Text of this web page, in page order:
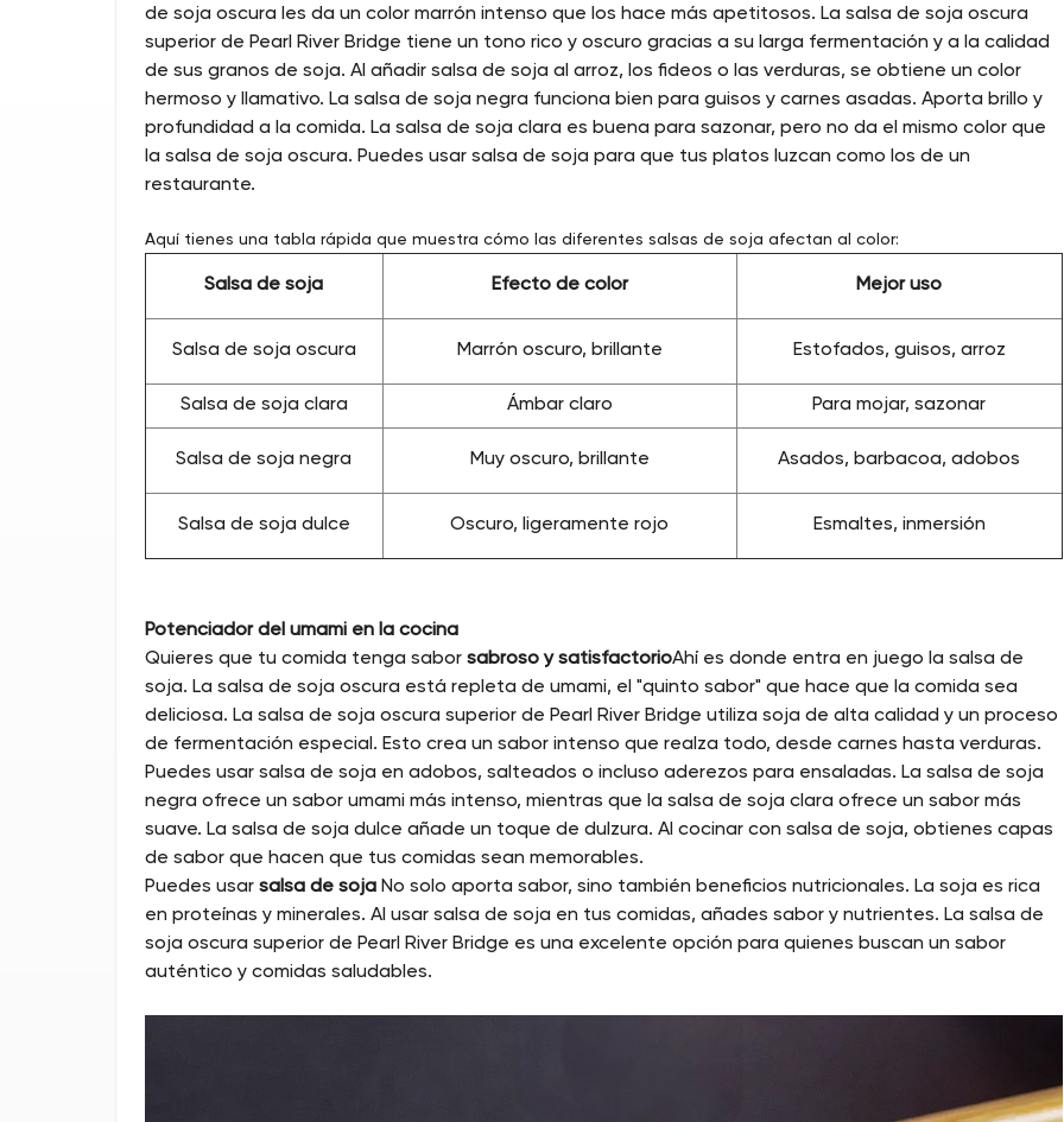
de soja oscura les da un color marrón intenso que los hace más apetitosos. La salsa de soja oscura
superior de Pearl River Bridge tiene un tono rico y oscuro gracias a su larga fermentación y a la calidad
de sus granos de soja. Al añadir salsa de soja al arroz, los fideos o las verduras, se obtiene un color
hermoso y llamativo. La salsa de soja negra funciona bien para guisos y carnes asadas. Aporta brillo y
profundidad a la comida. La salsa de soja clara es buena para sazonar, pero no da el mismo color que
la salsa de soja oscura. Puedes usar salsa de soja para que tus platos luzcan como los de un
restaurante.
Aquí tienes una tabla rápida que muestra cómo las diferentes salsas de soja afectan al color:
Salsa de soja Efecto de color Mejor uso
Salsa de soja oscura Marrón oscuro, brillante Estofados, guisos, arroz
Salsa de soja clara Ámbar claro Para mojar, sazonar
Salsa de soja negra Muy oscuro, brillante Asados, barbacoa, adobos
Salsa de soja dulce Oscuro, ligeramente rojo Esmaltes, inmersión
Potenciador del umami en la cocina
Quieres que tu comida tenga sabor sabroso y satisfactorioAhí es donde entra en juego la salsa de
soja. La salsa de soja oscura está repleta de umami, el "quinto sabor" que hace que la comida sea
deliciosa. La salsa de soja oscura superior de Pearl River Bridge utiliza soja de alta calidad y un proceso
de fermentación especial. Esto crea un sabor intenso que realza todo, desde carnes hasta verduras.
Puedes usar salsa de soja en adobos, salteados o incluso aderezos para ensaladas. La salsa de soja
negra ofrece un sabor umami más intenso, mientras que la salsa de soja clara ofrece un sabor más
suave. La salsa de soja dulce añade un toque de dulzura. Al cocinar con salsa de soja, obtienes capas
de sabor que hacen que tus comidas sean memorables.
Puedes usar salsa de sojaNo solo aporta sabor, sino también beneficios nutricionales. La soja es rica
en proteínas y minerales. Al usar salsa de soja en tus comidas, añades sabor y nutrientes. La salsa de
soja oscura superior de Pearl River Bridge es una excelente opción para quienes buscan un sabor
auténtico y comidas saludables.